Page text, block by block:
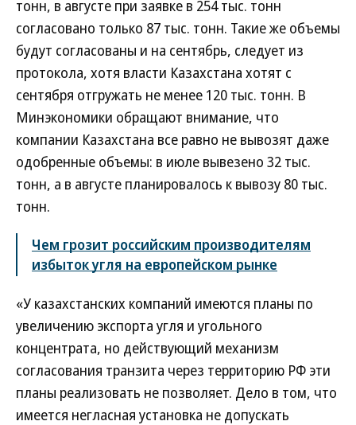
тонн, в августе при заявке в 254 тыс. тонн
согласовано только 87 тыс. тонн. Такие же объемы
будут согласованы и на сентябрь, следует из
протокола, хотя власти Казахстана хотят с
сентября отгружать не менее 120 тыс. тонн. В
Минэкономики обращают внимание, что
компании Казахстана все равно не вывозят даже
одобренные объемы: в июле вывезено 32 тыс.
тонн, а в августе планировалось к вывозу 80 тыс.
тонн.
Чем грозит российским производителям
избыток угля на европейском рынке
«У казахстанских компаний имеются планы по
увеличению экспорта угля и угольного
концентрата, но действующий механизм
согласования транзита через территорию РФ эти
планы реализовать не позволяет. Дело в том, что
имеется негласная установка не допускать